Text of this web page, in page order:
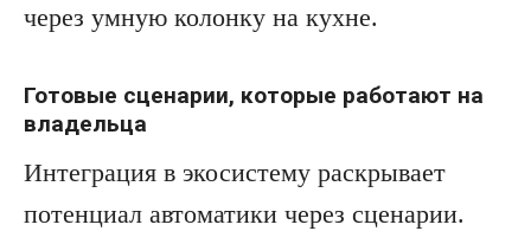
через умную колонку на кухне.
Готовые сценарии, которые работают на
владельца
Интеграция в экосистему раскрывает
потенциал автоматики через сценарии.